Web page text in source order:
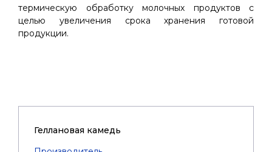
термическую обработку молочных продуктов с
целью увеличения срока хранения готовой
продукции.
Геллановая камедь